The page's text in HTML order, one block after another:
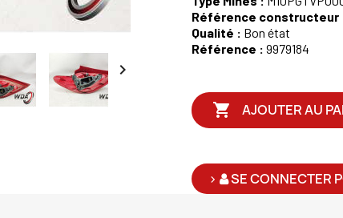

Référence constructeur
Qualité : Bon état
Référence : 9979184
 AJOUTER AU
> SE CONNECTER